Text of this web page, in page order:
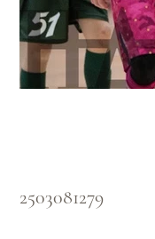
2503081279